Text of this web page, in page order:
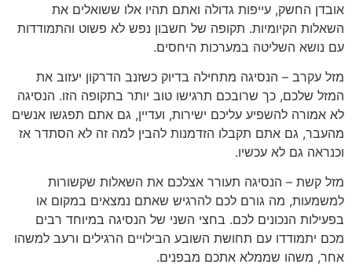
אובדן החשק, עייפות גדולה ואתם תהיו אלו ששואלים את
השאלות הקיומיות. תקופה של חשבון נפש לא פשוט והתמודדות
עם נושא השליטה במערכות היחסים.
מזל עקרב – הנסיגה מתחילה בדיוק כשזנב הדרקון יעזוב את
המזל שלכם, כך שרובכם תרגישו טוב יותר בתקופה הזו. הנסיגה
לא אמורה להשפיע עליכם ישירות, ועדיין, גם אתם תפגשו אנשים
מהעבר, גם אתם תקבלו הזדמנות להבין למה זה לא הסתדר אז
וכנראה גם לא עכשיו.
מזל קשת – הנסיגה תעורר אצלכם את השאלות שקשורות
למשמעות, מה גורם לכם להרגיש שאתם נמצאים במקום או
בפעילות הנכונים לכם. בחצי השני של הנסיגה במיוחד רבים
מכם יתמודדו עם תחושת השובע הבילויים הרגילים ורעב למשהו
אחר, משהו שממלא אתכם מבפנים.